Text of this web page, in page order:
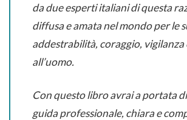
da due esperti italiani di questa
diffusa e amata nel mondo per le
addestrabilità, coraggio, vigilanza
all’uomo.
Con questo libro avrai a portata
guida professionale, chiara e